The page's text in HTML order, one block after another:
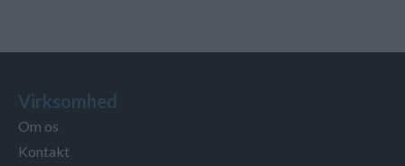
Virksomhed
Om os
Kontakt